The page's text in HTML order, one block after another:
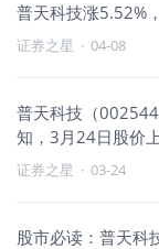
普天科技涨5.52%
证券之星 · 04-08
普天科技（
知，3月24日股价
证券之星 · 03-24
股市必读：普天科